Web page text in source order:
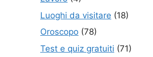
Luoghi da visitare (18)
Oroscopo (78)
Test e quiz gratuiti (71)